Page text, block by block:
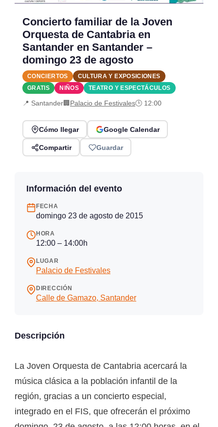
Concierto familiar de la Joven
Orquesta de Cantabria en
Santander en Santander –
domingo 23 de agosto
CONCIERTOS
CULTURA Y EXPOSICIONES
GRATIS
NIÑOS TEATRO Y ESPECTÁCULOS
📍 Santander🏢 Palacio de Festivales🕒 12:00
Cómo llegar Google Calendar
Compartir Guardar
Información del evento
FECHA
domingo 23 de agosto de 2015
HORA
12:00 – 14:00h
LUGAR
Palacio de Festivales
DIRECCIÓN
Calle de Gamazo, Santander
Descripción
La Joven Orquesta de Cantabria acercará la
música clásica a la población infantil de la
región, gracias a un concierto especial,
integrado en el FIS, que ofrecerán el próximo